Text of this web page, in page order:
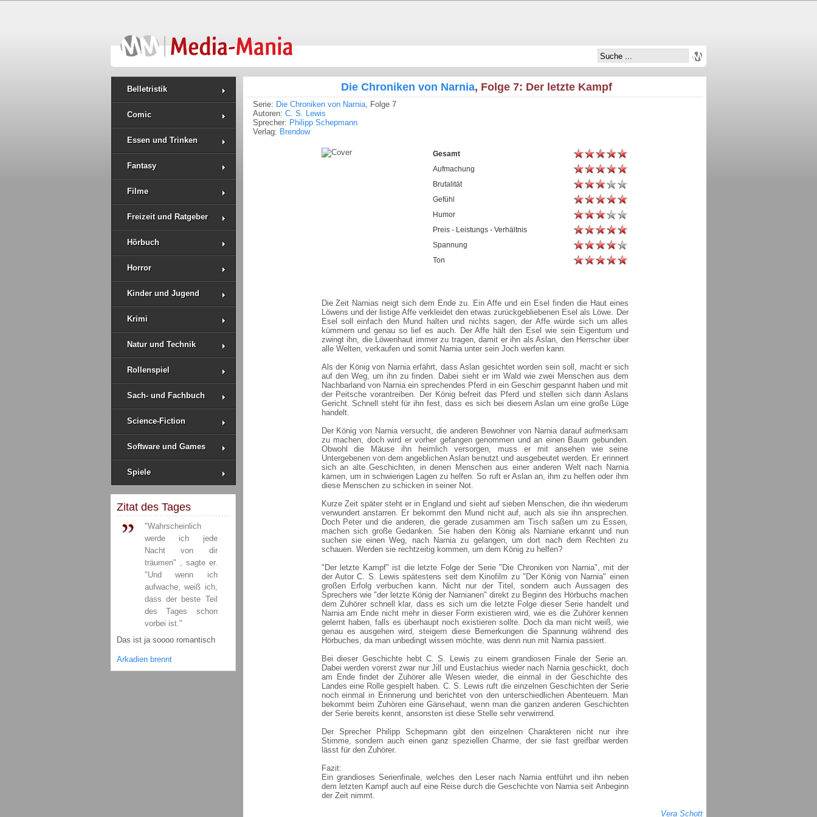
Belletristik
Comic
Essen und Trinken
Fantasy
Filme
Freizeit und Ratgeber
Hörbuch
Horror
Kinder und Jugend
Krimi
Natur und Technik
Rollenspiel
Sach- und Fachbuch
Science-Fiction
Software und Games
Spiele
Zitat des Tages
"Wahrscheinlich
werde ich jede
Nacht von dir
träumen" , sagte er.
"Und wenn ich
aufwache, weiß ich,
dass der beste Teil
des Tages schon
vorbei ist."
Das ist ja soooo romantisch
Arkadien brennt
Die Chroniken von Narnia, Folge 7: Der letzte Kampf
Serie: Die Chroniken von Narnia, Folge 7
Autoren: C. S. Lewis
Sprecher: Philipp Schepmann
Verlag: Brendow
Gesamt
Aufmachung
Brutalität
Gefühl
Humor
Preis - Leistungs - Verhältnis
Spannung
Ton
Die Zeit Narnias neigt sich dem Ende zu. Ein Affe und ein Esel finden die Haut eines
Löwens und der listige Affe verkleidet den etwas zurückgebliebenen Esel als Löwe. Der
Esel soll einfach den Mund halten und nichts sagen, der Affe würde sich um alles
kümmern und genau so lief es auch. Der Affe hält den Esel wie sein Eigentum und
zwingt ihn, die Löwenhaut immer zu tragen, damit er ihn als Aslan, den Herrscher über
alle Welten, verkaufen und somit Narnia unter sein Joch werfen kann.
Als der König von Narnia erfährt, dass Aslan gesichtet worden sein soll, macht er sich
auf den Weg, um ihn zu finden. Dabei sieht er im Wald wie zwei Menschen aus dem
Nachbarland von Narnia ein sprechendes Pferd in ein Geschirr gespannt haben und mit
der Peitsche vorantreiben. Der König befreit das Pferd und stellen sich dann Aslans
Gericht. Schnell steht für ihn fest, dass es sich bei diesem Aslan um eine große Lüge
handelt.
Der König von Narnia versucht, die anderen Bewohner von Narnia darauf aufmerksam
zu machen, doch wird er vorher gefangen genommen und an einen Baum gebunden.
Obwohl die Mäuse ihn heimlich versorgen, muss er mit ansehen wie seine
Untergebenen von dem angeblichen Aslan benutzt und ausgebeutet werden. Er erinnert
sich an alte Geschichten, in denen Menschen aus einer anderen Welt nach Narnia
kamen, um in schwierigen Lagen zu helfen. So ruft er Aslan an, ihm zu helfen oder ihm
diese Menschen zu schicken in seiner Not.
Kurze Zeit später steht er in England und sieht auf sieben Menschen, die ihn wiederum
verwundert anstarren. Er bekommt den Mund nicht auf, auch als sie ihn ansprechen.
Doch Peter und die anderen, die gerade zusammen am Tisch saßen um zu Essen,
machen sich große Gedanken. Sie haben den König als Narniane erkannt und nun
suchen sie einen Weg, nach Narnia zu gelangen, um dort nach dem Rechten zu
schauen. Werden sie rechtzeitig kommen, um dem König zu helfen?
"Der letzte Kampf" ist die letzte Folge der Serie "Die Chroniken von Narnia", mit der
der Autor C. S. Lewis spätestens seit dem Kinofilm zu "Der König von Narnia" einen
großen Erfolg verbuchen kann. Nicht nur der Titel, sondern auch Aussagen des
Sprechers wie "der letzte König der Narnianen" direkt zu Beginn des Hörbuchs machen
dem Zuhörer schnell klar, dass es sich um die letzte Folge dieser Serie handelt und
Narnia am Ende nicht mehr in dieser Form existieren wird, wie es die Zuhörer kennen
gelernt haben, falls es überhaupt noch existieren sollte. Doch da man nicht weiß, wie
genau es ausgehen wird, steigern diese Bemerkungen die Spannung während des
Hörbuches, da man unbedingt wissen möchte, was denn nun mit Narnia passiert.
Bei dieser Geschichte hebt C. S. Lewis zu einem grandiosen Finale der Serie an.
Dabei werden vorerst zwar nur Jill und Eustachius wieder nach Narnia geschickt, doch
am Ende findet der Zuhörer alle Wesen wieder, die einmal in der Geschichte des
Landes eine Rolle gespielt haben. C. S. Lewis ruft die einzelnen Geschichten der Serie
noch einmal in Erinnerung und berichtet von den unterschiedlichen Abenteuern. Man
bekommt beim Zuhören eine Gänsehaut, wenn man die ganzen anderen Geschichten
der Serie bereits kennt, ansonsten ist diese Stelle sehr verwirrend.
Der Sprecher Philipp Schepmann gibt den einzelnen Charakteren nicht nur ihre
Stimme, sondern auch einen ganz speziellen Charme, der sie fast greifbar werden
lässt für den Zuhörer.
Fazit:
Ein grandioses Serienfinale, welches den Leser nach Narnia entführt und ihn neben
dem letzten Kampf auch auf eine Reise durch die Geschichte von Narnia seit Anbeginn
der Zeit nimmt.
Vera Schott